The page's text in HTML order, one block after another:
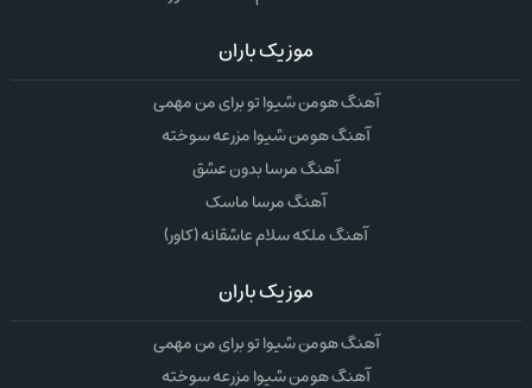
موزیک باران
آهنگ هومن شیوا تو برای من مهمی
آهنگ هومن شیوا مزرعه سوخته
آهنگ مرسا بدون عشق
آهنگ مرسا ماسک
آهنگ ملکه سلام عاشقانه (کاور)
موزیک باران
آهنگ هومن شیوا تو برای من مهمی
آهنگ هومن شیوا مزرعه سوخته